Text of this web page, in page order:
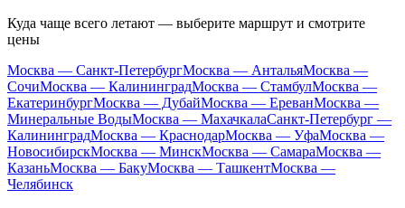
Куда чаще всего летают — выберите маршрут и смотрите
цены
Москва — Санкт-ПетербургМосква — АнтальяМосква —
СочиМосква — КалининградМосква — СтамбулМосква —
ЕкатеринбургМосква — ДубайМосква — ЕреванМосква —
Минеральные ВодыМосква — МахачкалаСанкт-Петербург —
КалининградМосква — КраснодарМосква — УфаМосква —
НовосибирскМосква — МинскМосква — СамараМосква —
КазаньМосква — БакуМосква — ТашкентМосква —
Челябинск